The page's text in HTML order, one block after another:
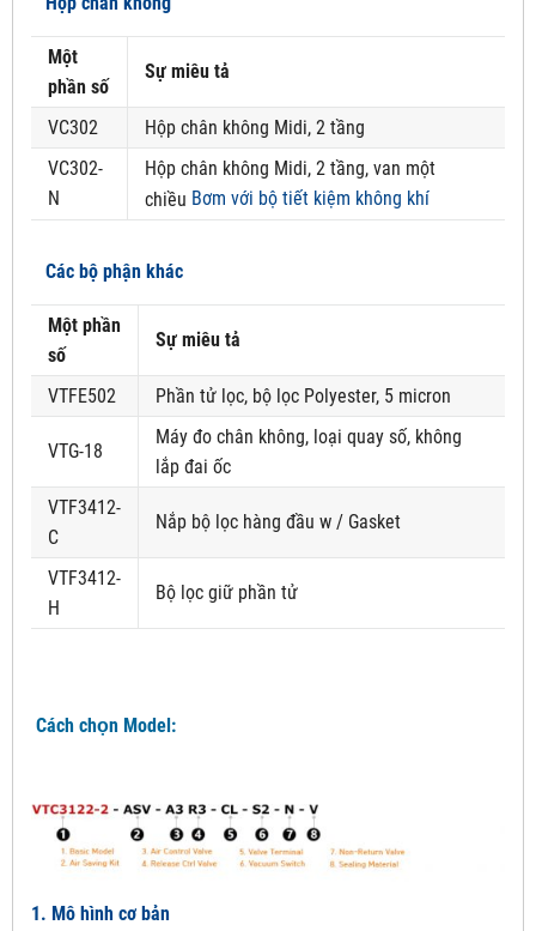
Một
phần số
Sự miêu tả
VC302
Hộp chân không Midi, 2 tầng
VC302-
N
Hộp chân không Midi, 2 tầng, van một
chiều Bơm với bộ tiết kiệm không khí
Các bộ phận khác
Một phần
số
Sự miêu tả
VTFE502 Phần tử lọc, bộ lọc Polyester, 5 micron
VTG-18
Máy đo chân không, loại quay số, không
lắp đai ốc
VTF3412-
C
Nắp bộ lọc hàng đầu w / Gasket
VTF3412-
H
Bộ lọc giữ phần tử
Cách chọn Model:
1. Mô hình cơ bản